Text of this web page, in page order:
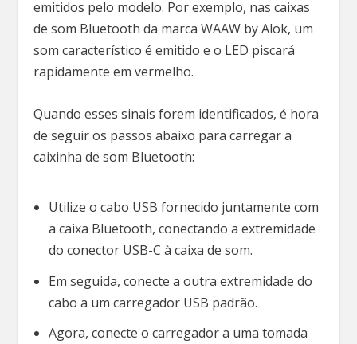
emitidos pelo modelo. Por exemplo, nas caixas
de som Bluetooth da marca WAAW by Alok, um
som característico é emitido e o LED piscará
rapidamente em vermelho.
Quando esses sinais forem identificados, é hora
de seguir os passos abaixo para carregar a
caixinha de som Bluetooth:
Utilize o cabo USB fornecido juntamente com
a caixa Bluetooth, conectando a extremidade
do conector USB-C à caixa de som.
Em seguida, conecte a outra extremidade do
cabo a um carregador USB padrão.
Agora, conecte o carregador a uma tomada